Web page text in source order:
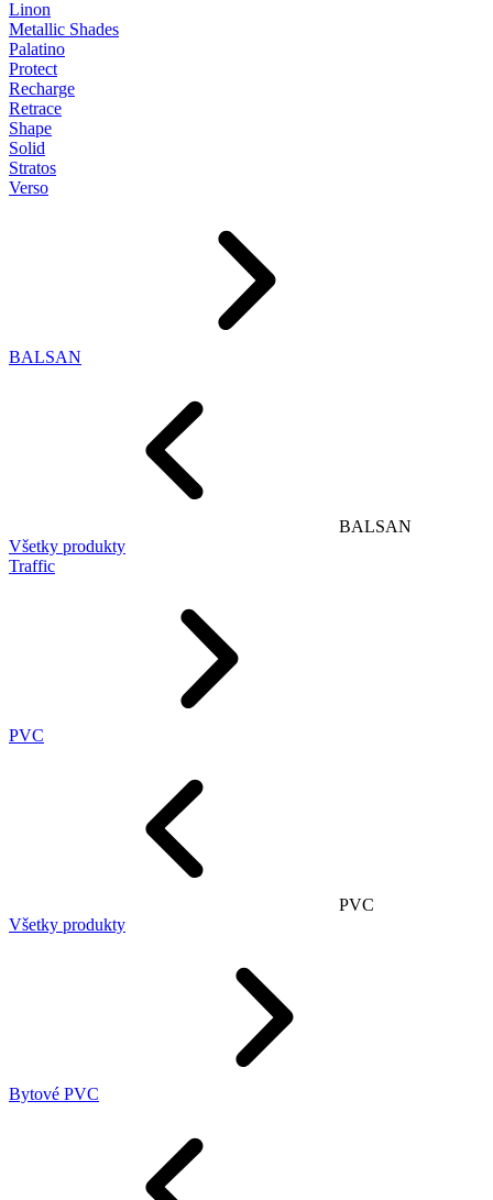
Linon
Metallic Shades
Palatino
Protect
Recharge
Retrace
Shape
Solid
Stratos
Verso
BALSAN
BALSAN
Všetky produkty
Traffic
PVC
PVC
Všetky produkty
Bytové PVC